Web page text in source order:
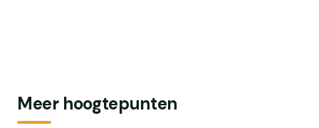
Meer hoogtepunten